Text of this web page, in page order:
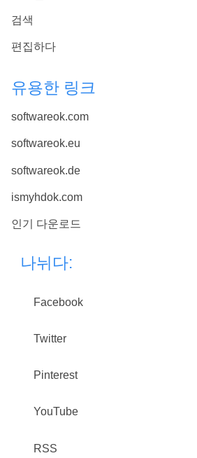
검색
편집하다
유용한 링크
softwareok.com
softwareok.eu
softwareok.de
ismyhdok.com
인기 다운로드
나뉘다:
Facebook
Twitter
Pinterest
YouTube
RSS